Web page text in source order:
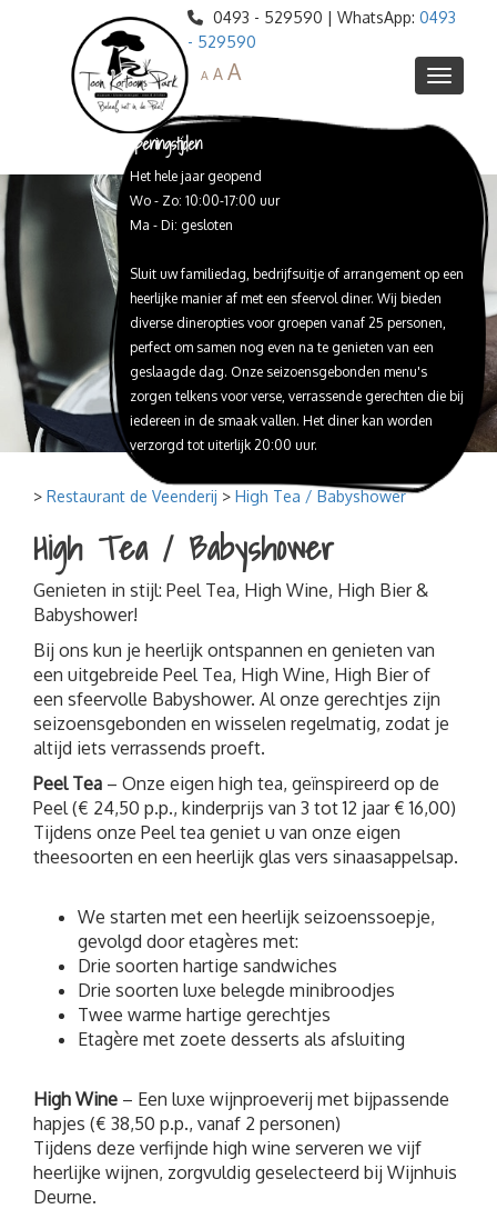
0493 - 529590 | WhatsApp:0493
- 529590
A A A
Informatie
Agenda
Ontdek het park
Blotevoetenpad
Toon Kortooms Museum
Schat van de Peel
Expeditie de Peel
Trouwlocatie
Peelbustour
Fietsen
Familiedag
Fundamenten Turfstrooiselfabriek
Kinderfeestjes
Restaurant de Veenderij
Lunch
High Tea / Babyshower
Diner
Barbeque
Feesten en Partijen
Peelreus Proeflokaal
Webshop Peelreus bieren
Peelreusrescape
Reserveren
Openingstijden
Het hele jaar geopend
Wo - Zo: 10:00-17:00 uur
Ma - Di: gesloten
Sluit uw familiedag, bedrijfsuitje of arrangement op een
heerlijke manier af met een sfeervol diner. Wij bieden
diverse dineropties voor groepen vanaf 25 personen,
perfect om samen nog even na te genieten van een
geslaagde dag. Onze seizoensgebonden menu's
zorgen telkens voor verse, verrassende gerechten die bij
iedereen in de smaak vallen. Het diner kan worden
verzorgd tot uiterlijk 20:00 uur.
> Restaurant de Veenderij > High Tea / Babyshower
High Tea / Babyshower
Genieten in stijl: Peel Tea, High Wine, High Bier &
Babyshower!
Bij ons kun je heerlijk ontspannen en genieten van
een uitgebreide Peel Tea, High Wine, High Bier of
een sfeervolle Babyshower. Al onze gerechtjes zijn
seizoensgebonden en wisselen regelmatig, zodat je
altijd iets verrassends proeft.
Peel Tea – Onze eigen high tea, geïnspireerd op de
Peel (€ 24,50 p.p., kinderprijs van 3 tot 12 jaar € 16,00)
Tijdens onze Peel tea geniet u van onze eigen
theesoorten en een heerlijk glas vers sinaasappelsap.
We starten met een heerlijk seizoenssoepje,
gevolgd door etagères met:
Drie soorten hartige sandwiches
Drie soorten luxe belegde minibroodjes
Twee warme hartige gerechtjes
Etagère met zoete desserts als afsluiting
High Wine – Een luxe wijnproeverij met bijpassende
hapjes (€ 38,50 p.p., vanaf 2 personen)
Tijdens deze verfijnde high wine serveren we vijf
heerlijke wijnen, zorgvuldig geselecteerd bij Wijnhuis
Deurne.